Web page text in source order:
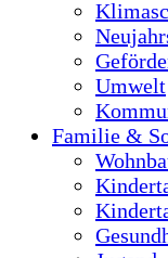
Umwelt
Familie &